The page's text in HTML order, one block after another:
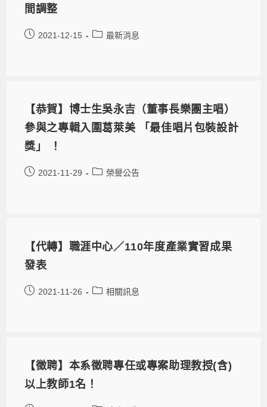
間調整
2021-12-15 最新消息
【恭賀】博士生吳永吉（董事長樂團主唱）
參與之專輯入圍葛萊美 「最佳唱片包裝設計
獎」 ！
2021-11-29 榮譽公告
【代轉】職涯中心／110年度產業實習成果
發表
2021-11-26 相關訊息
【徵聘】本系徵聘專任或專案助理教授(含)
以上教師1名！